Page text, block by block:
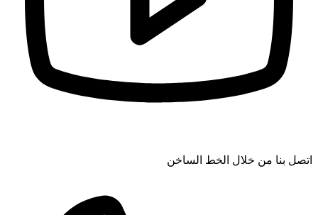
اتصل بنا من خلال الخط الساخن